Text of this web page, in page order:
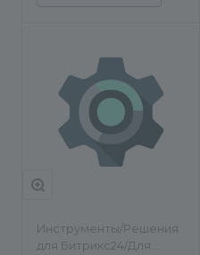
Инструменты/Решения
для Битрикс24/Для